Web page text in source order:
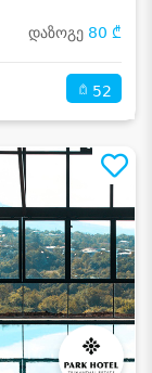
დაზოგე 80 ₾
52